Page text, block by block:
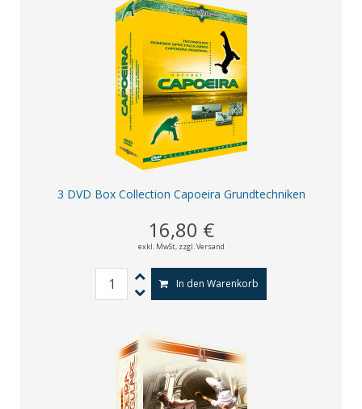
3 DVD Box Collection Capoeira Grundtechniken
16,80 €
exkl. MwSt, zzgl. Versand
In den Warenkorb